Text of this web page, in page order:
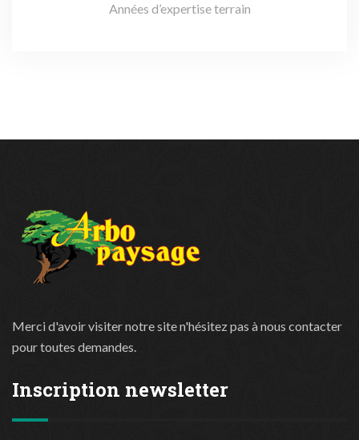
Années d’expertise terrain
Merci d'avoir visiter notre site n'hésitez pas à nous contacter
pour toutes demandes.
Inscription newsletter